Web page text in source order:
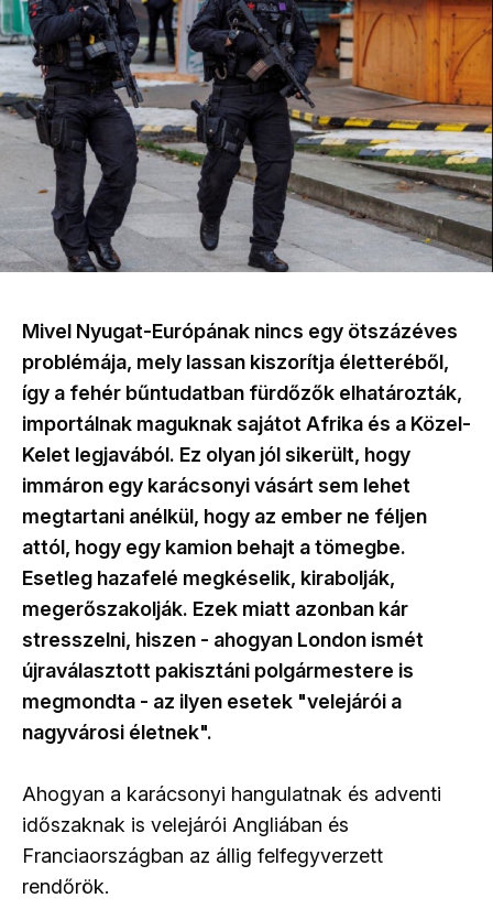
Mivel Nyugat-Európának nincs egy ötszázéves
problémája, mely lassan kiszorítja életteréből,
így a fehér bűntudatban fürdőzők elhatározták,
importálnak maguknak sajátot Afrika és a Közel-
Kelet legjavából. Ez olyan jól sikerült, hogy
immáron egy karácsonyi vásárt sem lehet
megtartani anélkül, hogy az ember ne féljen
attól, hogy egy kamion behajt a tömegbe.
Esetleg hazafelé megkéselik, kirabolják,
megerőszakolják. Ezek miatt azonban kár
stresszelni, hiszen - ahogyan London ismét
újraválasztott pakisztáni polgármestere is
megmondta - az ilyen esetek "velejárói a
nagyvárosi életnek".
Ahogyan a karácsonyi hangulatnak és adventi
időszaknak is velejárói Angliában és
Franciaországban az állig felfegyverzett
rendőrök.